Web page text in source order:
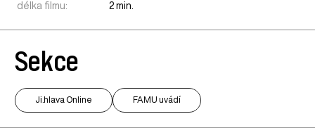
délka filmu:
2 min.
Sekce
Ji.hlava Online FAMU uvádí